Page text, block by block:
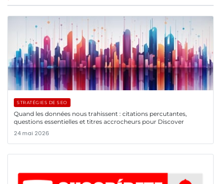
STRATÉGIES DE SEO
Quand les données nous trahissent : citations percutantes,
questions essentielles et titres accrocheurs pour Discover
24 mai 2026